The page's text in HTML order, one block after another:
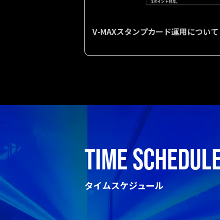
V-MAXスタンプカード運用について
TIME
タイムスケジュール